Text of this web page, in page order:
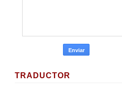
TRADUCTOR